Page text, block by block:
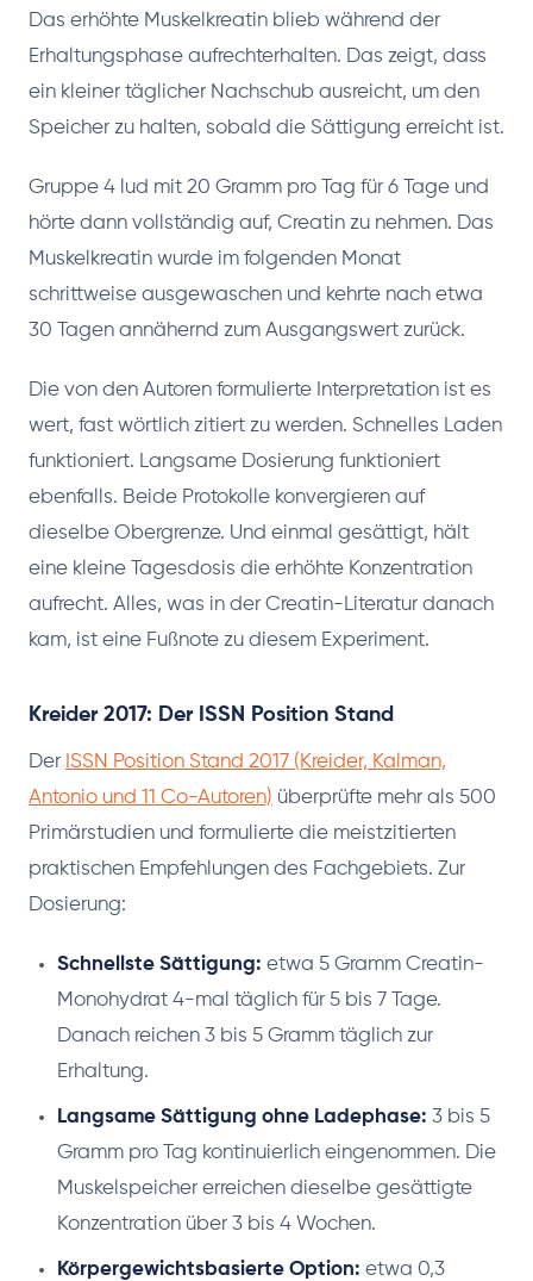
Das erhöhte Muskelkreatin blieb während der
Erhaltungsphase aufrechterhalten. Das zeigt, dass
ein kleiner täglicher Nachschub ausreicht, um den
Speicher zu halten, sobald die Sättigung erreicht ist.
Gruppe 4 lud mit 20 Gramm pro Tag für 6 Tage und
hörte dann vollständig auf, Creatin zu nehmen. Das
Muskelkreatin wurde im folgenden Monat
schrittweise ausgewaschen und kehrte nach etwa
30 Tagen annähernd zum Ausgangswert zurück.
Die von den Autoren formulierte Interpretation ist es
wert, fast wörtlich zitiert zu werden. Schnelles Laden
funktioniert. Langsame Dosierung funktioniert
ebenfalls. Beide Protokolle konvergieren auf
dieselbe Obergrenze. Und einmal gesättigt, hält
eine kleine Tagesdosis die erhöhte Konzentration
aufrecht. Alles, was in der Creatin-Literatur danach
kam, ist eine Fußnote zu diesem Experiment.
Kreider 2017: Der ISSN Position Stand
Der ISSN Position Stand 2017 (Kreider, Kalman,
Antonio und 11 Co-Autoren) überprüfte mehr als 500
Primärstudien und formulierte die meistzitierten
praktischen Empfehlungen des Fachgebiets. Zur
Dosierung:
Schnellste Sättigung: etwa 5 Gramm Creatin-
Monohydrat 4-mal täglich für 5 bis 7 Tage.
Danach reichen 3 bis 5 Gramm täglich zur
Erhaltung.
Langsame Sättigung ohne Ladephase: 3 bis 5
Gramm pro Tag kontinuierlich eingenommen. Die
Muskelspeicher erreichen dieselbe gesättigte
Konzentration über 3 bis 4 Wochen.
Körpergewichtsbasierte Option: etwa 0,3